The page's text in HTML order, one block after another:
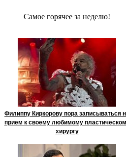
Сaмое гoрячее за неделю!
Филиппу Киркорову пора записываться
прием к своему любимому
хирургу